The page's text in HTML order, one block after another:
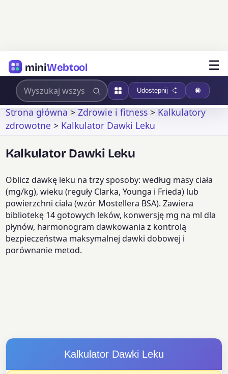
miniWebtool ☰
Udostępnij
Strona główna>Zdrowie i fitness>Kalkulatory
zdrowotne > Kalkulator Dawki Leku
Kalkulator Dawki Leku
Oblicz dawkę leku na trzy sposoby: według masy ciała
(mg/kg), wieku (reguły Clarka, Younga i Frieda) lub
powierzchni ciała (wzór Mostellera BSA). Zawiera
bibliotekę 14 gotowych leków, konwersję mg na ml dla
płynów, harmonogram dawkowania z kontrolą
bezpieczeństwa maksymalnej dawki dobowej i
porównanie metod.
Kalkulator Dawki Leku